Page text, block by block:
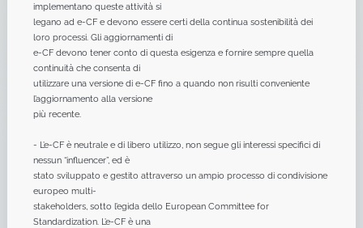
implementano queste attività si
legano ad e-CF e devono essere certi della continua sostenibilità dei
loro processi. Gli aggiornamenti di
e-CF devono tener conto di questa esigenza e fornire sempre quella
continuità che consenta di
utilizzare una versione di e-CF fino a quando non risulti conveniente
l’aggiornamento alla versione
più recente.
- L’e-CF è neutrale e di libero utilizzo, non segue gli interessi specifici di
nessun “influencer”, ed è
stato sviluppato e gestito attraverso un ampio processo di condivisione
europeo multi-
stakeholders, sotto l’egida dello European Committee for
Standardization. L’e-CF è una